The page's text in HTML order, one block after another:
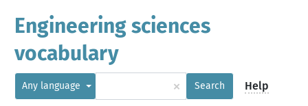
Engineering sciences
vocabulary
Any language × Search Help